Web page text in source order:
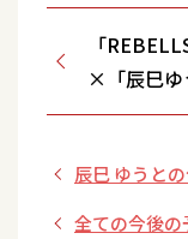
「
×「辰巳ゆ
プロデュ
念お渡し
辰巳 ゆうと
全ての今後の